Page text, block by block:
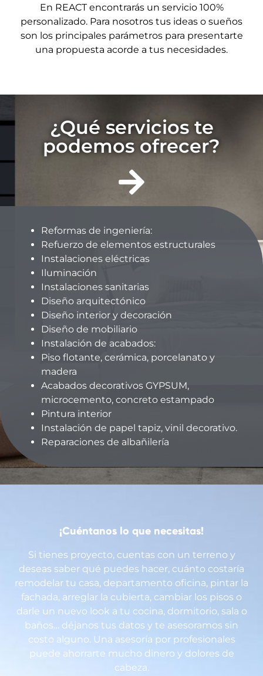
En REACT encontrarás un servicio 100%
personalizado. Para nosotros tus ideas o sueños
son los principales parámetros para presentarte
una propuesta acorde a tus necesidades.
¿Qué servicios te
podemos ofrecer?
Reformas de ingeniería:
Refuerzo de elementos estructurales
Instalaciones eléctricas
Iluminación
Instalaciones sanitarias
Diseño arquitectónico
Diseño interior y decoración
Diseño de mobiliario
Instalación de acabados:
Piso flotante, cerámica, porcelanato y
madera
Acabados decorativos GYPSUM,
microcemento, concreto estampado
Pintura interior
Instalación de papel tapiz, vinil decorativo.
Reparaciones de albañilería
¡Cuéntanos lo que necesitas!
Si tienes proyecto, cuentas con un terreno y
deseas saber qué puedes hacer, cuánto costaría
remodelar tu casa, departamento oficina, pintar la
fachada, arreglar la cubierta, cambiar los pisos o
darle un nuevo look a tu cocina, dormitorio, sala o
baños… déjanos tus datos y te asesoramos sin
costo alguno. Una asesoría por profesionales
puede ahorrarte mucho dinero y dolores de
cabeza.